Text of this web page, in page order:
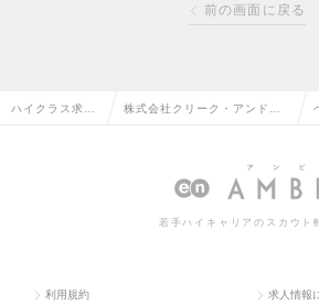
前の画面に戻る
ハイクラス求人 株式会社クリーク・アンド・
若手ハイキャリアのスカウト
利用規約 求人情報